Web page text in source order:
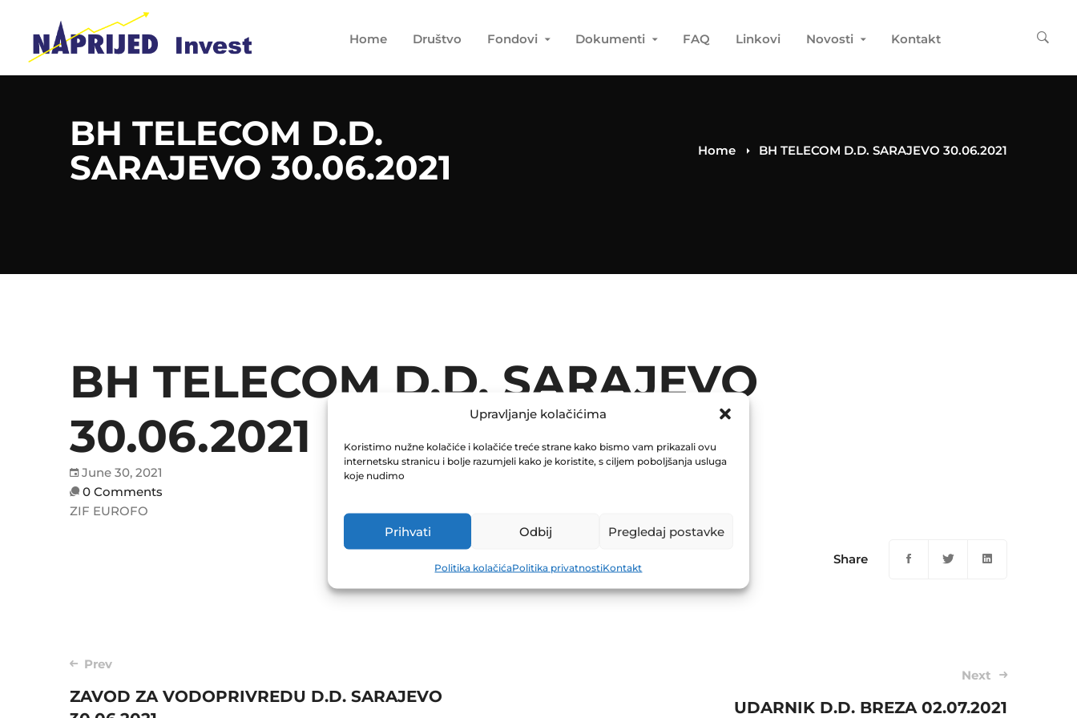
Upravljanje kolačićima
Koristimo nužne kolačiće i kolačiće treće strane kako bismo vam prikazali ovu
internetsku stranicu i bolje razumjeli kako je koristite, s ciljem poboljšanja usluga
koje nudimo
Prihvati Odbij Pregledaj postavke
Politika kolačićaPolitika privatnostiKontakt
Home Društvo Fondovi Dokumenti FAQ Linkovi Novosti Kontakt
BH TELECOM D.D.
SARAJEVO 30.06.2021
Home BH TELECOM D.D. SARAJEVO 30.06.2021
BH TELECOM D.D. SARAJEVO
30.06.2021
June 30, 2021
0 Comments
ZIF EUROFO
Share
Post
navigation
Prev
ZAVOD ZA VODOPRIVREDU D.D. SARAJEVO
Next
UDARNIK D.D. BREZA 02.07.2021